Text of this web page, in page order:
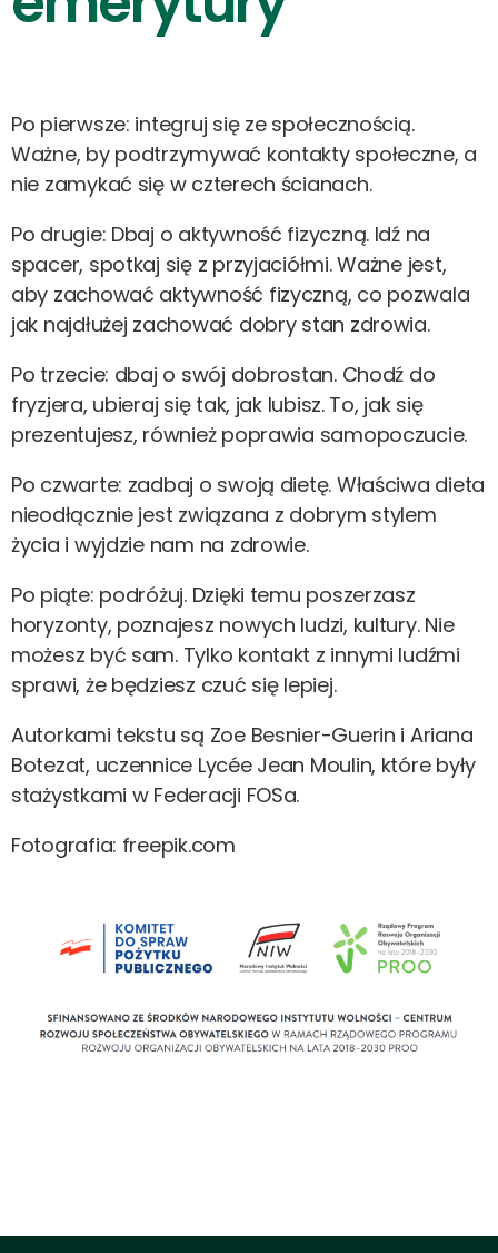
Po pierwsze: integruj się ze społecznością.
Ważne, by podtrzymywać kontakty społeczne, a
nie zamykać się w czterech ścianach.
Po drugie: Dbaj o aktywność fizyczną. Idź na
spacer, spotkaj się z przyjaciółmi. Ważne jest,
aby zachować aktywność fizyczną, co pozwala
jak najdłużej zachować dobry stan zdrowia.
Po trzecie: dbaj o swój dobrostan. Chodź do
fryzjera, ubieraj się tak, jak lubisz. To, jak się
prezentujesz, również poprawia samopoczucie.
Po czwarte: zadbaj o swoją dietę. Właściwa dieta
nieodłącznie jest związana z dobrym stylem
życia i wyjdzie nam na zdrowie.
Po piąte: podróżuj. Dzięki temu poszerzasz
horyzonty, poznajesz nowych ludzi, kultury. Nie
możesz być sam. Tylko kontakt z innymi ludźmi
sprawi, że będziesz czuć się lepiej.
Autorkami tekstu są Zoe Besnier-Guerin i Ariana
Botezat, uczennice Lycée Jean Moulin, które były
stażystkami w Federacji FOSa.
Fotografia: freepik.com